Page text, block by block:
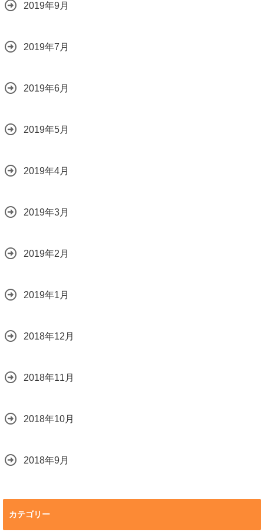
2019年9月
2019年7月
2019年6月
2019年5月
2019年4月
2019年3月
2019年2月
2019年1月
2018年12月
2018年11月
2018年10月
2018年9月
カテゴリー